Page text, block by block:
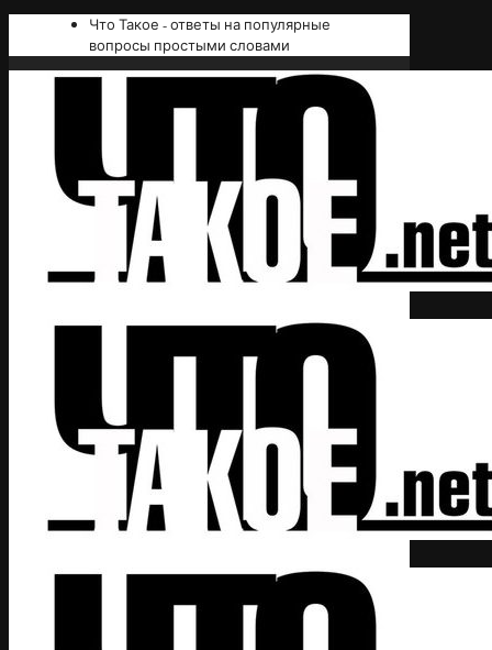
Что Такое - ответы на популярные
вопросы простыми словами